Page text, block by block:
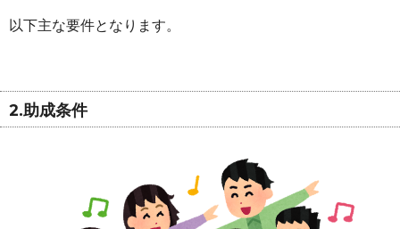
以下主な要件となります。
2.助成条件